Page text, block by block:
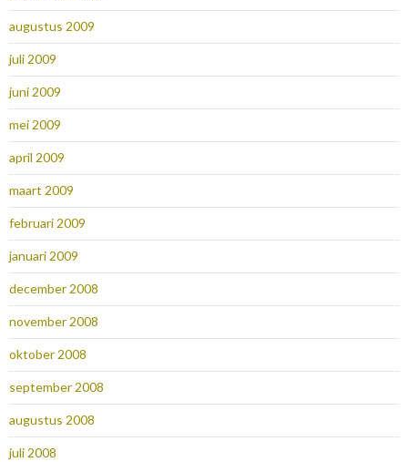
augustus 2009
juli 2009
juni 2009
mei 2009
april 2009
maart 2009
februari 2009
januari 2009
december 2008
november 2008
oktober 2008
september 2008
augustus 2008
juli 2008